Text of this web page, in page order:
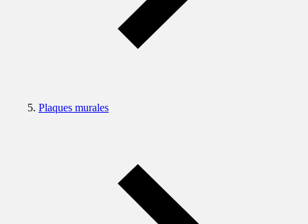
Plaques murales